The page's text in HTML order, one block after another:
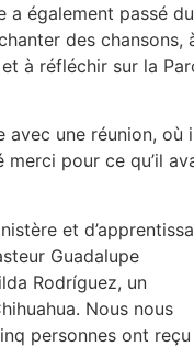
a également passé du
des chansons,
à réfléchir sur la
avec une réunion, où
pour ce qu’il
et
Guadalupe
Rodríguez, un
Nous nous
personnes ont